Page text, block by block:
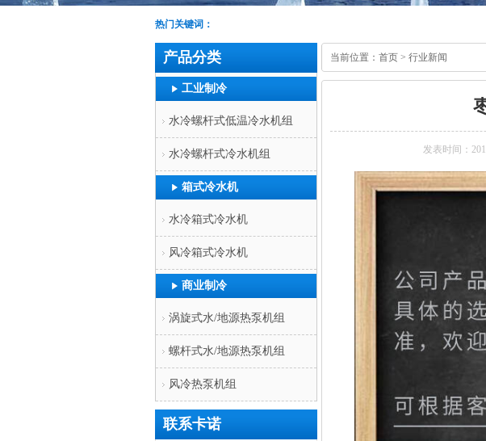
热门关键词：
产品分类
工业制冷
水冷螺杆式低温冷水机组
水冷螺杆式冷水机组
箱式冷水机
水冷箱式冷水机
风冷箱式冷水机
商业制冷
涡旋式水/地源热泵机组
螺杆式水/地源热泵机组
风冷热泵机组
联系卡诺
当前位置： 首页 > 行业新闻
发表时间：